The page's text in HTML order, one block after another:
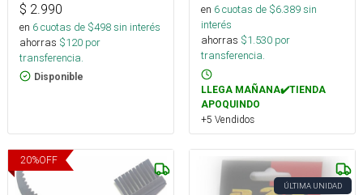
$ 2.990
en 6cuotas de $498sin interés
ahorras $120 por
transferencia.
Disponible
en 6cuotas de $6.389sin
interés
ahorras $1.530 por
transferencia.
LLEGA MAÑANA✔️TIENDA
APOQUINDO
+5 Vendidos
20%OFF
ÚLTIMA UNIDAD